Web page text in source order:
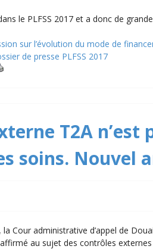
le PLFSS 2017 et a donc de
sur l’évolution du mode de
de presse PLFSS 2017
T2A n’est
soins. Nouvel
Cour administrative d’appel de
au sujet des contrôles externes